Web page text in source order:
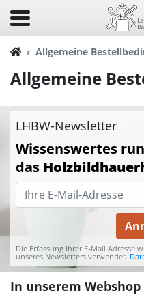
Allgemeine
Allgemeine
LHBW-Newsletter
Wissenswertes
das
Die Erfassung Ihrer E-Mail Adresse
unseres Newsletters verwendet.
In unserem Webshop